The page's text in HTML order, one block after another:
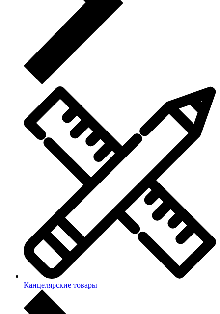
Канцелярские товары